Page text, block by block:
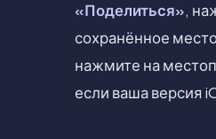
«Поделиться»,
сохранённое
нажмите на
если ваша версия